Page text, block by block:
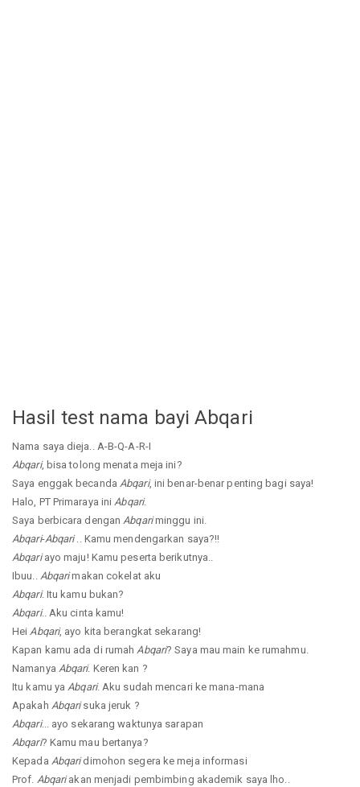
Hasil test nama bayi Abqari
Nama saya dieja.. A-B-Q-A-R-I
Abqari, bisa tolong menata meja ini?
Saya enggak becanda Abqari, ini benar-benar penting bagi saya!
Halo, PT Primaraya iniAbqari.
Saya berbicara denganAbqariminggu ini.
Abqari-Abqari.. Kamu mendengarkan saya?!!
Abqariayo maju! Kamu peserta berikutnya..
Ibuu.. Abqarimakan cokelat aku
Abqari. Itu kamu bukan?
Abqari.. Aku cinta kamu!
HeiAbqari, ayo kita berangkat sekarang!
Kapan kamu ada di rumahAbqari? Saya mau main ke rumahmu.
Namanya Abqari. Keren kan ?
Itu kamu yaAbqari. Aku sudah mencari ke mana-mana
Apakah Abqarisuka jeruk ?
Abqari... ayo sekarang waktunya sarapan
Abqari? Kamu mau bertanya?
Kepada Abqaridimohon segera ke meja informasi
Prof. Abqariakan menjadi pembimbing akademik saya lho..